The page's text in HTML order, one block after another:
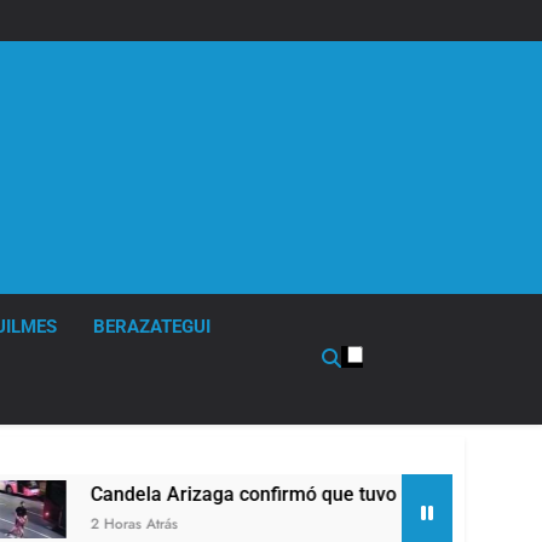
BERAZATEGUI
confirmó que tuvo un «brote psicótico» por consumo con